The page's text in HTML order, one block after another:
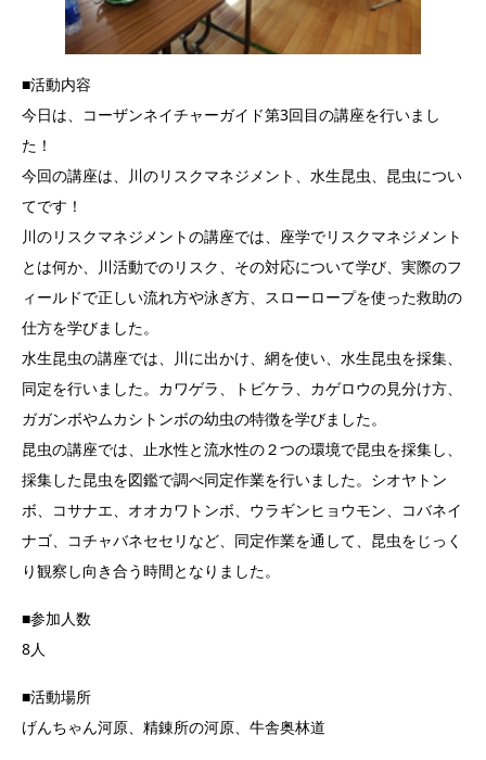
■活動内容
今日は、コーザンネイチャーガイド第3回目の講座を行いまし
た！
今回の講座は、川のリスクマネジメント、水生昆虫、昆虫につい
てです！
川のリスクマネジメントの講座では、座学でリスクマネジメント
とは何か、川活動でのリスク、その対応について学び、実際のフ
ィールドで正しい流れ方や泳ぎ方、スローロープを使った救助の
仕方を学びました。
水生昆虫の講座では、川に出かけ、網を使い、水生昆虫を採集、
同定を行いました。カワゲラ、トビケラ、カゲロウの見分け方、
ガガンボやムカシトンボの幼虫の特徴を学びました。
昆虫の講座では、止水性と流水性の２つの環境で昆虫を採集し、
採集した昆虫を図鑑で調べ同定作業を行いました。シオヤトン
ボ、コサナエ、オオカワトンボ、ウラギンヒョウモン、コバネイ
ナゴ、コチャバネセセリなど、同定作業を通して、昆虫をじっく
り観察し向き合う時間となりました。
■参加人数
8人
■活動場所
げんちゃん河原、精錬所の河原、牛舎奥林道